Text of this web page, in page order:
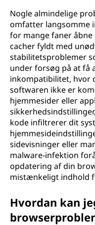
Nogle almindelige
omfatter langsomme
for mange faner
cacher fyldt med
stabilitetsproblemer
under forsøg på at få
inkompatibilitet, hvor
softwaren ikke er
hjemmesider eller
kode infiltrerer dit
sidevisninger eller
malware-infektion
opdatering af din
mistænkeligt indhold
Hvordan kan